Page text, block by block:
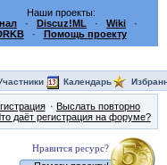
Наши проекты:
· Discuz!ML · Wiki ·
· Помощь проекту
Календарь
Выслать повторно
даёт регистрация на форуме?
Нравится ресурс?